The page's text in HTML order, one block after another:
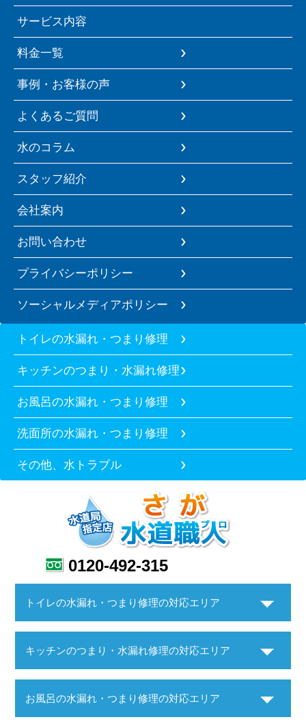
サービス内容
料金一覧
事例・お客様の声
よくあるご質問
水のコラム
スタッフ紹介
会社案内
お問い合わせ
プライバシーポリシー
ソーシャルメディアポリシー
トイレの水漏れ・つまり修理
キッチンのつまり・水漏れ修理
お風呂の水漏れ・つまり修理
洗面所の水漏れ・つまり修理
その他、水トラブル
0120-492-315
トイレの水漏れ・つまり修理の対応エリア
キッチンのつまり・水漏れ修理の対応エリア
お風呂の水漏れ・つまり修理の対応エリア